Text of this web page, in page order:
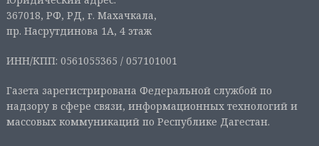
367018, РФ, РД, г. Махачкала,
пр. Насрутдинова 1А, 4 этаж
ИНН/КПП: 0561055365 / 057101001
Газета зарегистрирована Федеральной службой по
надзору в сфере связи, информационных технологий и
массовых коммуникаций по Республике Дагестан.